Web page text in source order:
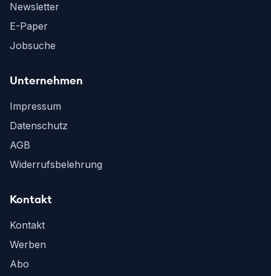
Newsletter
E-Paper
Jobsuche
Unternehmen
Impressum
Datenschutz
AGB
Widerrufsbelehrung
Kontakt
Kontakt
Werben
Abo